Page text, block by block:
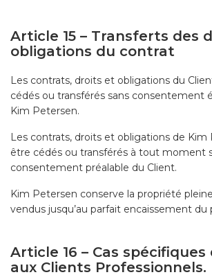
Article 15 – Transferts des
obligations du contrat
Les contrats, droits et obligations du
cédés ou transférés sans consentement
Kim Petersen.
Les contrats, droits et obligations de
être cédés ou transférés à tout moment
consentement préalable du Client.
Kim Petersen conserve la propriété
vendus jusqu’au parfait encaissement du
Article 16 – Cas
aux Clients Professionnels.